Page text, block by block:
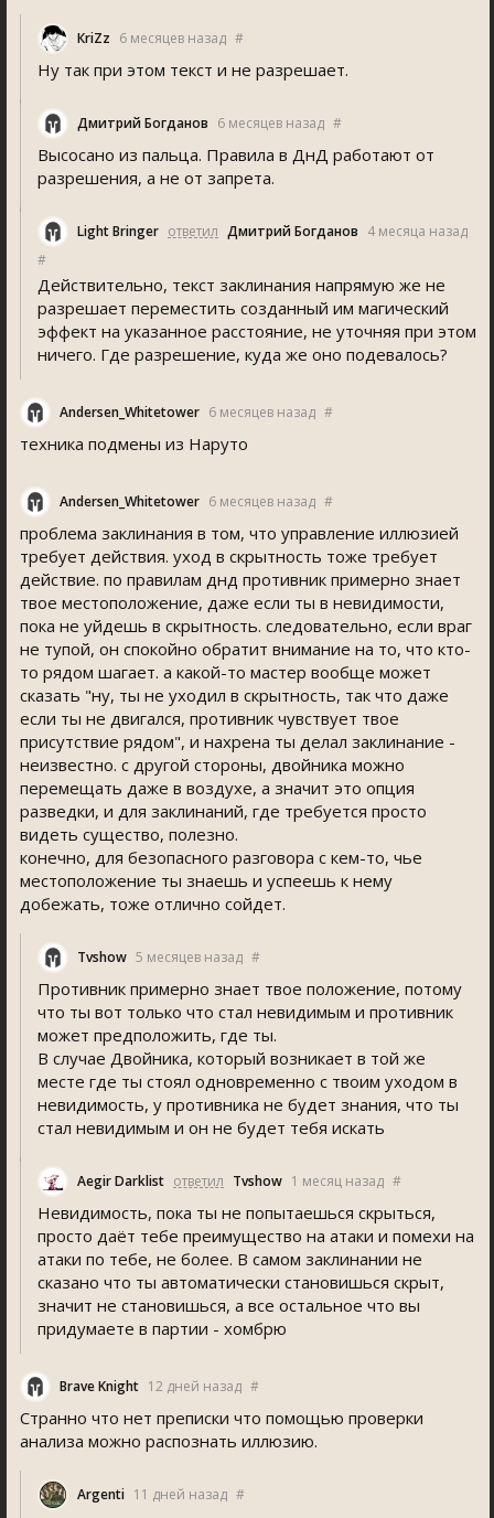
КriZz 6 месяцев назад #
Ну так при этом текст и не разрешает.
Дмитрий Богданов 6 месяцев назад #
Высосано из пальца. Правила в ДнД работают от
разрешения, а не от запрета.
Light Bringer ответил Дмитрий Богданов 4 месяца назад
#
Действительно, текст заклинания напрямую же не
разрешает переместить созданный им магический
эффект на указанное расстояние, не уточняя при этом
ничего. Где разрешение, куда же оно подевалось?
Andersen_Whitetower 6 месяцев назад #
техника подмены из Наруто
Andersen_Whitetower 6 месяцев назад #
проблема заклинания в том, что управление иллюзией
требует действия. уход в скрытность тоже требует
действие. по правилам днд противник примерно знает
твое местоположение, даже если ты в невидимости,
пока не уйдешь в скрытность. следовательно, если враг
не тупой, он спокойно обратит внимание на то, что кто-
то рядом шагает. а какой-то мастер вообще может
сказать "ну, ты не уходил в скрытность, так что даже
если ты не двигался, противник чувствует твое
присутствие рядом", и нахрена ты делал заклинание -
неизвестно. с другой стороны, двойника можно
перемещать даже в воздухе, а значит это опция
разведки, и для заклинаний, где требуется просто
видеть существо, полезно.
конечно, для безопасного разговора с кем-то, чье
местоположение ты знаешь и успеешь к нему
добежать, тоже отлично сойдет.
Tvshow 5 месяцев назад #
Противник примерно знает твое положение, потому
что ты вот только что стал невидимым и противник
может предположить, где ты.
В случае Двойника, который возникает в той же
месте где ты стоял одновременно с твоим уходом в
невидимость, у противника не будет знания, что ты
стал невидимым и он не будет тебя искать
Aegir Darklist ответил Tvshow 1 месяц назад #
Невидимость, пока ты не попытаешься скрыться,
просто даёт тебе преимущество на атаки и помехи на
атаки по тебе, не более. В самом заклинании не
сказано что ты автоматически становишься скрыт,
значит не становишься, а все остальное что вы
придумаете в партии - хомбрю
Brave Knight 12 дней назад #
Странно что нет преписки что помощью проверки
анализа можно распознать иллюзию.
Argenti 11 дней назад #